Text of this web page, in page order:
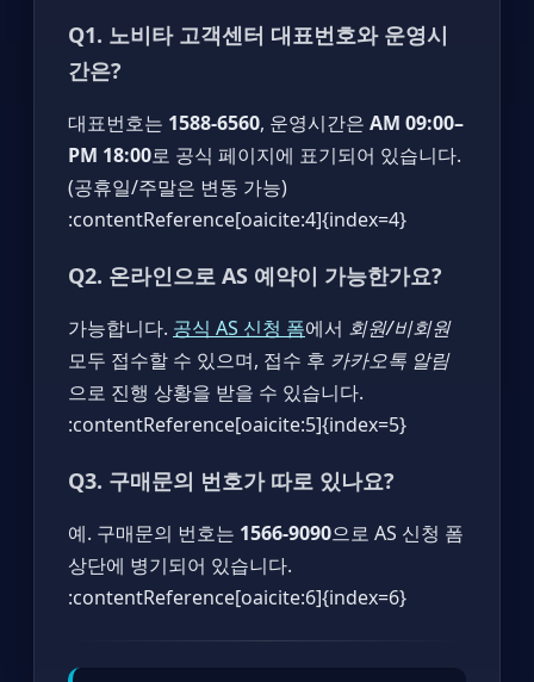
Q1. 노비타 고객센터 대표번호와 운영시
간은?
대표번호는 1588-6560, 운영시간은 AM 09:00–
PM 18:00로 공식 페이지에 표기되어 있습니다.
(공휴일/주말은 변동 가능)
:contentReference[oaicite:4]{index=4}
Q2. 온라인으로 AS 예약이 가능한가요?
가능합니다. 공식 AS 신청 폼에서 회원/비회원
모두 접수할 수 있으며, 접수 후 카카오톡 알림
으로 진행 상황을 받을 수 있습니다.
:contentReference[oaicite:5]{index=5}
Q3. 구매문의 번호가 따로 있나요?
예. 구매문의 번호는 1566-9090으로 AS 신청 폼
상단에 병기되어 있습니다.
:contentReference[oaicite:6]{index=6}